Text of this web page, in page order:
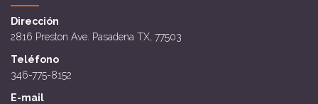
Dirección
2816 Preston Ave. Pasadena TX, 77503
Teléfono
346-775-8152
E-mail